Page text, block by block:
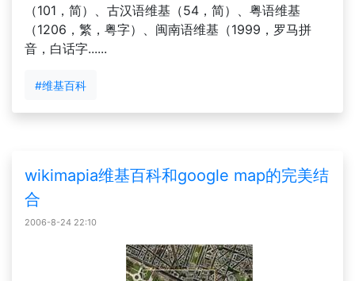
（101，简）、古汉语维基（54，简）、粤语维基
（1206，繁，粤字）、闽南语维基（1999，罗马拼
音，白话字......
#维基百科
wikimapia维基百科和google map的完美结
合
2006-8-24 22:10